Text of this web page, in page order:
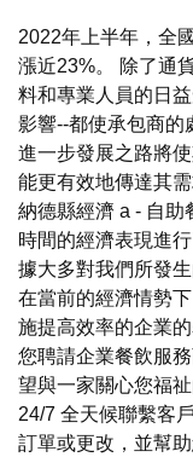
2022年上半年，全
漲近23%。 除了通
料和專業人員的日
影響--都使承包商的
進一步發展之路將
能更有效地傳達其
納德縣經濟 a - 自助
時間的經濟表現進
據大多對我們所發
在當前的經濟情勢
施提高效率的企業
您聘請企業餐飲服
望與一家關心您福
24/7 全天候聯繫客
訂單或更改，並幫